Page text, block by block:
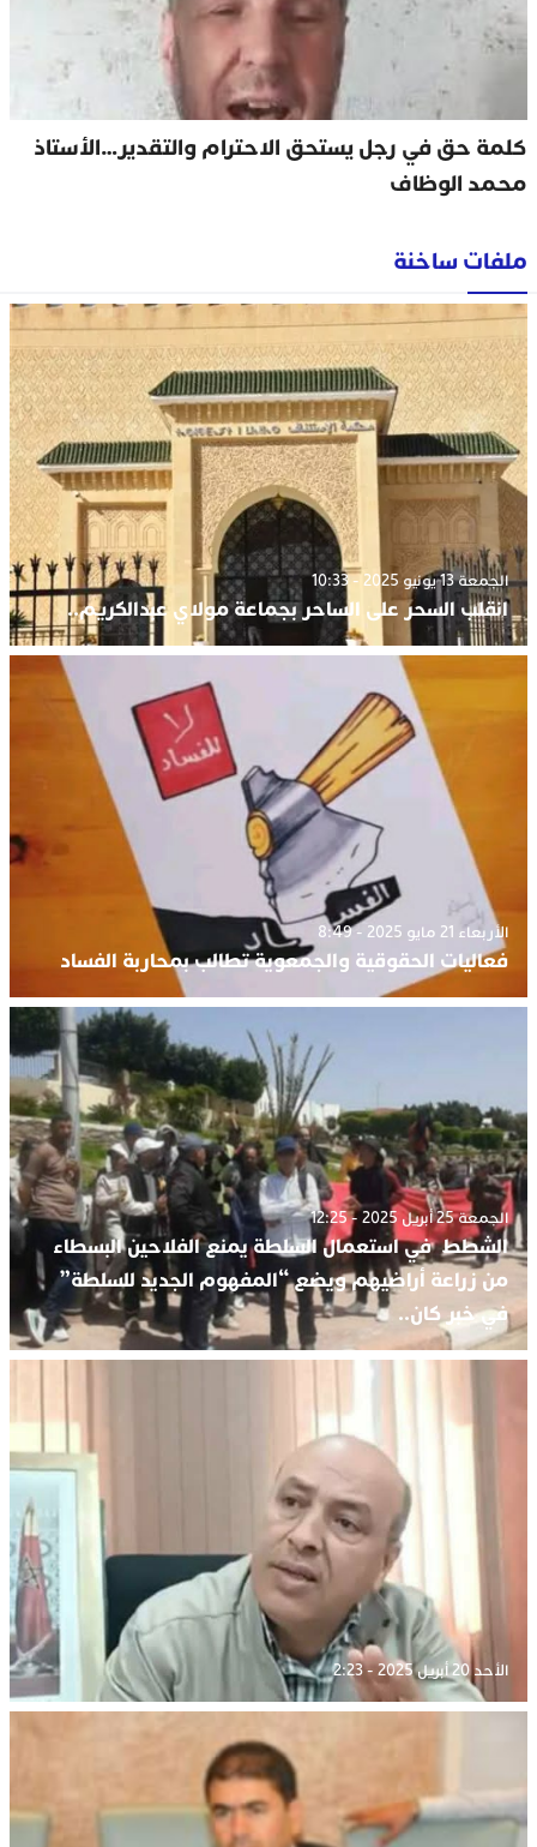
كلمة حق في رجل يستحق الاحترام والتقدير…الأستاذ
محمد الوظاف
ملفات ساخنة
الجمعة 13 يونيو 2025 - 10:33
انقلب السحر على الساحر بجماعة مولاي عبدالكريم..
الأربعاء 21 مايو 2025 - 8:49
فعاليات الحقوقية والجمعوية تطالب بمحاربة الفساد
الجمعة 25 أبريل 2025 - 12:25
الشطط في استعمال السلطة يمنع الفلاحين البسطاء
من زراعة أراضيهم ويضع “المفهوم الجديد للسلطة”
في خبر كان..
الأحد 20 أبريل 2025 - 2:23